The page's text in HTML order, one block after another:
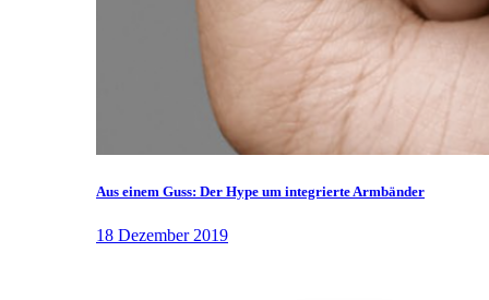
Aus einem Guss: Der Hype um integrierte Armbänder
18 Dezember 2019